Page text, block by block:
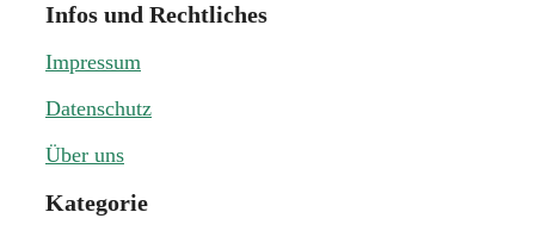
Infos und Rechtliches
Impressum
Datenschutz
Über uns
Kategorie